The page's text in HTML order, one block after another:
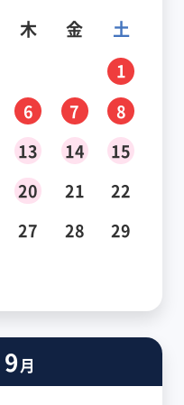
木 金 土
1
6 7
8
13 14
15
20 21
22
27 28
29
9月